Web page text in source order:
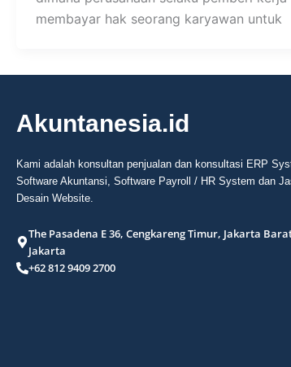
membayar hak seorang karyawan untuk
Akuntanesia.id
Kami adalah konsultan penjualan dan konsultasi ERP
Software Akuntansi, Software Payroll / HR System dan
Desain Website.
The Pasadena E 36, Cengkareng Timur, Jakarta
Jakarta
+62 812 9409 2700